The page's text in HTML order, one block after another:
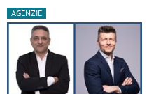
AGENZIE